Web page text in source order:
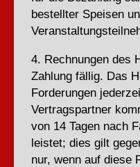
bestellter Speisen
4. Rechnungen des
Zahlung fällig. Das
Forderungen
Vertragspartner
von 14 Tagen nach
leistet; dies gilt
nur, wenn auf diese